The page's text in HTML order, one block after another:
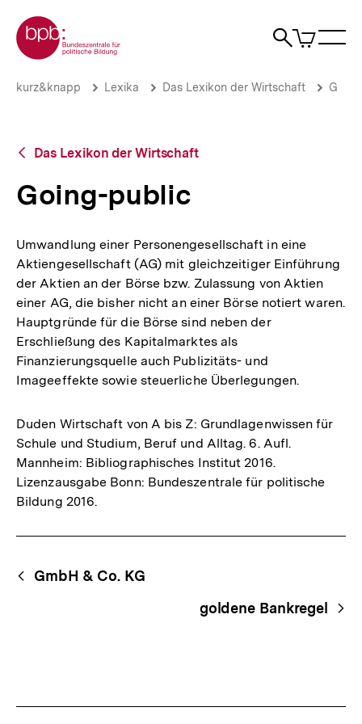
zum
Seiteninhalt
springen
Zur Startseite der bpb
Suche
Artikel
im
Going-
Brotkrümelnavigation
Pfadnavigation
kurz&knapp Lexika Das Lexikon der Wirtschaft G
Zurück
Übersicht
Das Lexikon der Wirtschaft
Going-public
Umwandlung einer Personengesellschaft in eine
Aktiengesellschaft (AG) mit gleichzeitiger Einführung
der Aktien an der Börse bzw. Zulassung von Aktien
einer AG, die bisher nicht an einer Börse notiert waren.
Hauptgründe für die Börse sind neben der
Erschließung des Kapitalmarktes als
Finanzierungsquelle auch Publizitäts- und
Imageeffekte sowie steuerliche Überlegungen.
Duden Wirtschaft von A bis Z: Grundlagenwissen für
Schule und Studium, Beruf und Alltag. 6. Aufl.
Mannheim: Bibliographisches Institut 2016.
Lizenzausgabe Bonn: Bundeszentrale für politische
Bildung 2016.
Begriffsnavigation
Content-
Navigation
GmbH & Co. KG
goldene Bankregel